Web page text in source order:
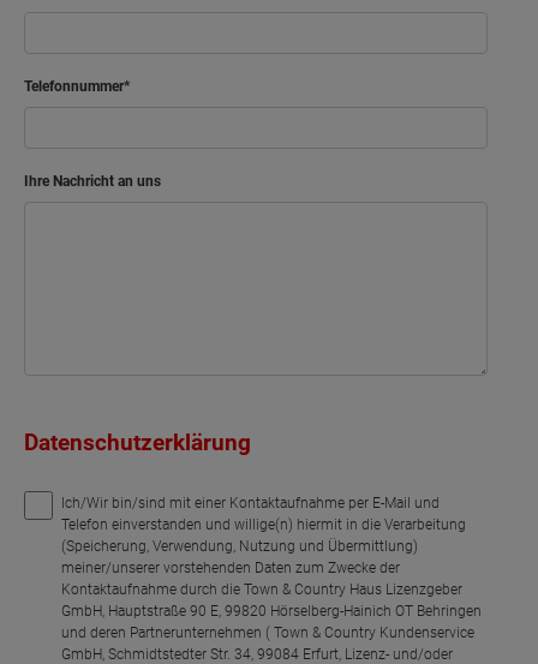
Telefonnummer
Ihre Nachricht an uns
Datenschutzerklärung
Ich/Wir bin/sind mit einer Kontaktaufnahme per E-Mail und
Telefon einverstanden und willige(n) hiermit in die Verarbeitung
(Speicherung, Verwendung, Nutzung und Übermittlung)
meiner/unserer vorstehenden Daten zum Zwecke der
Kontaktaufnahme durch die Town & Country Haus Lizenzgeber
GmbH, Hauptstraße 90 E, 99820 Hörselberg-Hainich OT Behringen
und deren Partnerunternehmen ( Town & Country Kundenservice
GmbH, Schmidtstedter Str. 34, 99084 Erfurt, Lizenz- und/oder